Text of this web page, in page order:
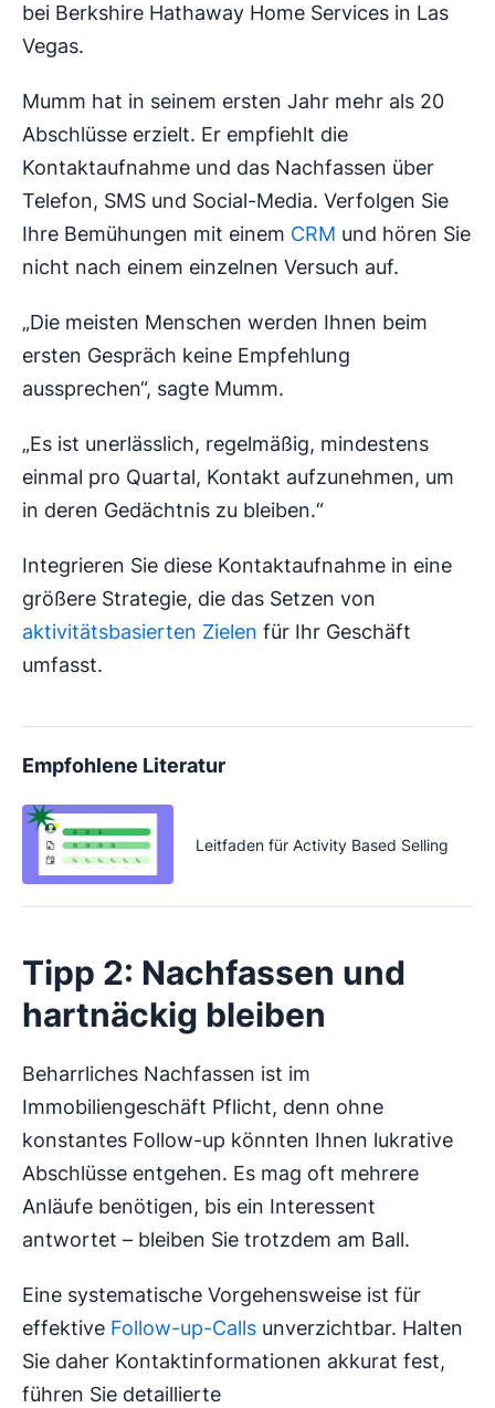
bei Berkshire Hathaway Home Services in Las
Vegas.
Mumm hat in seinem ersten Jahr mehr als 20
Abschlüsse erzielt. Er empfiehlt die
Kontaktaufnahme und das Nachfassen über
Telefon, SMS und Social-Media. Verfolgen Sie
Ihre Bemühungen mit einem CRM und hören Sie
nicht nach einem einzelnen Versuch auf.
„Die meisten Menschen werden Ihnen beim
ersten Gespräch keine Empfehlung
aussprechen“, sagte Mumm.
„Es ist unerlässlich, regelmäßig, mindestens
einmal pro Quartal, Kontakt aufzunehmen, um
in deren Gedächtnis zu bleiben.“
Integrieren Sie diese Kontaktaufnahme in eine
größere Strategie, die das Setzen von
aktivitätsbasierten Zielen für Ihr Geschäft
umfasst.
Empfohlene Literatur
Leitfaden für Activity Based Selling
Tipp 2: Nachfassen und
hartnäckig bleiben
Beharrliches Nachfassen ist im
Immobiliengeschäft Pflicht, denn ohne
konstantes Follow-up könnten Ihnen lukrative
Abschlüsse entgehen. Es mag oft mehrere
Anläufe benötigen, bis ein Interessent
antwortet – bleiben Sie trotzdem am Ball.
Eine systematische Vorgehensweise ist für
effektive Follow-up-Calls unverzichtbar. Halten
Sie daher Kontaktinformationen akkurat fest,
führen Sie detaillierte